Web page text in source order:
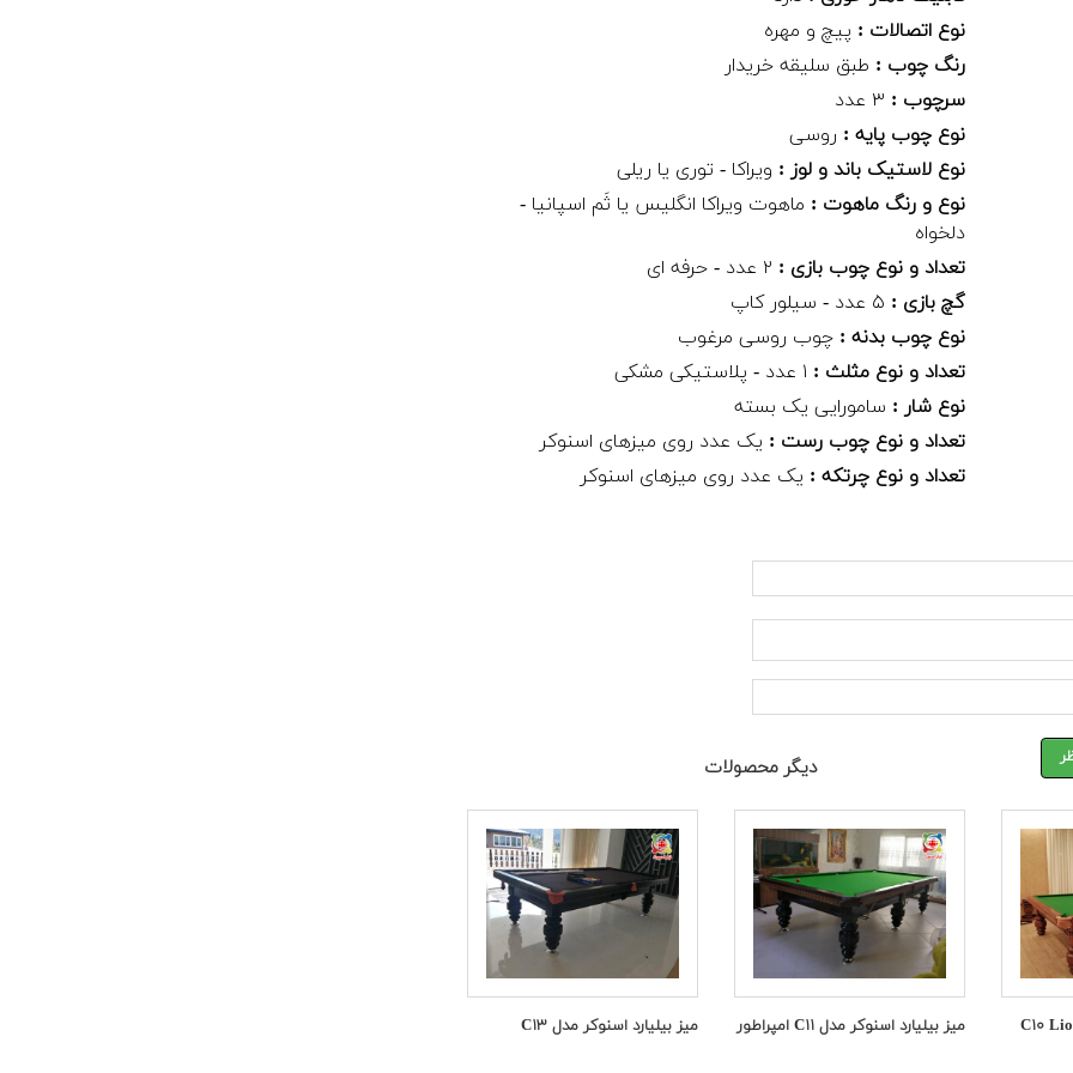
نوع اتصالات : پیچ و مهره
رنگ چوب : طبق سلیقه خریدار
سرچوب : ۳ عدد
نوع چوب پایه : روسی
نوع لاستیک باند و لوز : ویراکا - توری یا ریلی
نوع و رنگ ماهوت : ماهوت ویراکا انگلیس یا ثَم اسپانیا -
دلخواه
تعداد و نوع چوب بازی : ۲ عدد - حرفه ای
گچ بازی : ۵ عدد - سیلور کاپ
نوع چوب بدنه :چوب روسی مرغوب
تعداد و نوع مثلث : ۱ عدد - پلاستیکی مشکی
نوع شار : سامورایی یک بسته
تعداد و نوع چوب رست : یک عدد روی میزهای اسنوکر
تعداد و نوع چرتکه : یک عدد روی میزهای اسنوکر
دیگر محصولات
میز بیلیارد اسنوکر مدل C۱۱ امپراطور میز بیلیارد اسنوکر مدل C۱۳